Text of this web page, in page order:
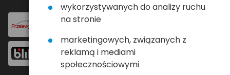
wykorzystywanych do analizy ruchu
na stronie
marketingowych, związanych z
reklamą i mediami
społecznościowymi